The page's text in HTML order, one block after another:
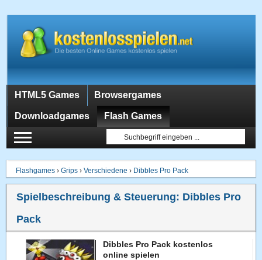
HTML5 Games Browsergames
Downloadgames Flash Games
Flashgames ›Grips ›Verschiedene › Dibbles Pro Pack
Spielbeschreibung & Steuerung: Dibbles Pro
Pack
Dibbles Pro Pack kostenlos
online spielen